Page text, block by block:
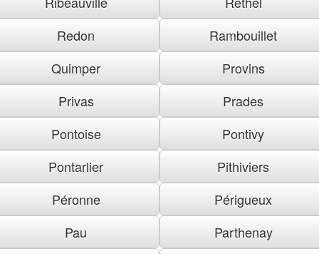
Redon
Rambouillet
Quimper
Provins
Privas
Prades
Pontoise
Pontivy
Pontarlier
Pithiviers
Péronne
Périgueux
Pau
Parthenay